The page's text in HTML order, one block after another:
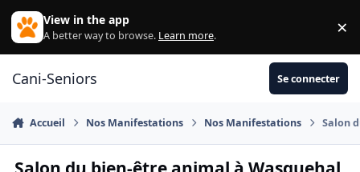
Aller au contenu
View in the app
A better way to browse. Learn more. ×
Cani-Seniors Se connecter
Accueil Nos Manifestations Nos Manifestations Salon